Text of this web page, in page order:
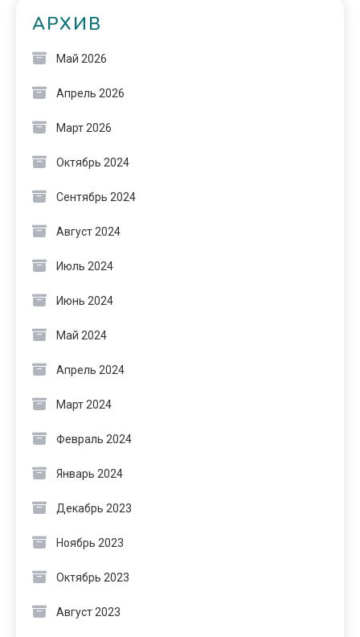
АРХИВ
Май 2026
Апрель 2026
Март 2026
Октябрь 2024
Сентябрь 2024
Август 2024
Июль 2024
Июнь 2024
Май 2024
Апрель 2024
Март 2024
Февраль 2024
Январь 2024
Декабрь 2023
Ноябрь 2023
Октябрь 2023
Август 2023